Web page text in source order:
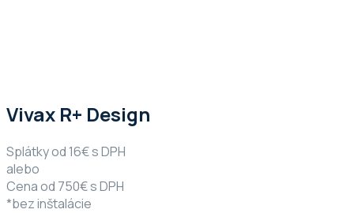
Vivax R+ Design
Splátky od 16€ s DPH
alebo
Cena od 750€ s DPH
*bez inštalácie